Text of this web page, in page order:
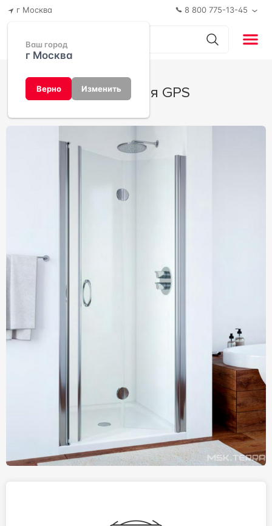
г Москва
Ваш город
г Москва
Верно Изменить
8 800 775-13-45
Коллекция GPS